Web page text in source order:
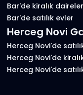
Bar'de kiralık daireler
Bar'de satılık evler
Herceg Novi
Herceg Novi'de
Herceg Novi'de
Herceg Novi'de